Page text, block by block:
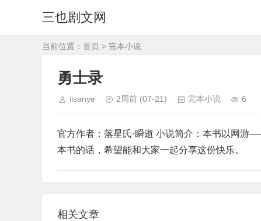
三也剧文网
当前位置： 首页 > 完本小说
勇士录
iisanye 2周前 (07-21) 完本小说 6
官方作者：落星氏·瞬逝 小说简介：本书以网游
本书的话，希望能和大家一起分享这份快乐。
相关文章